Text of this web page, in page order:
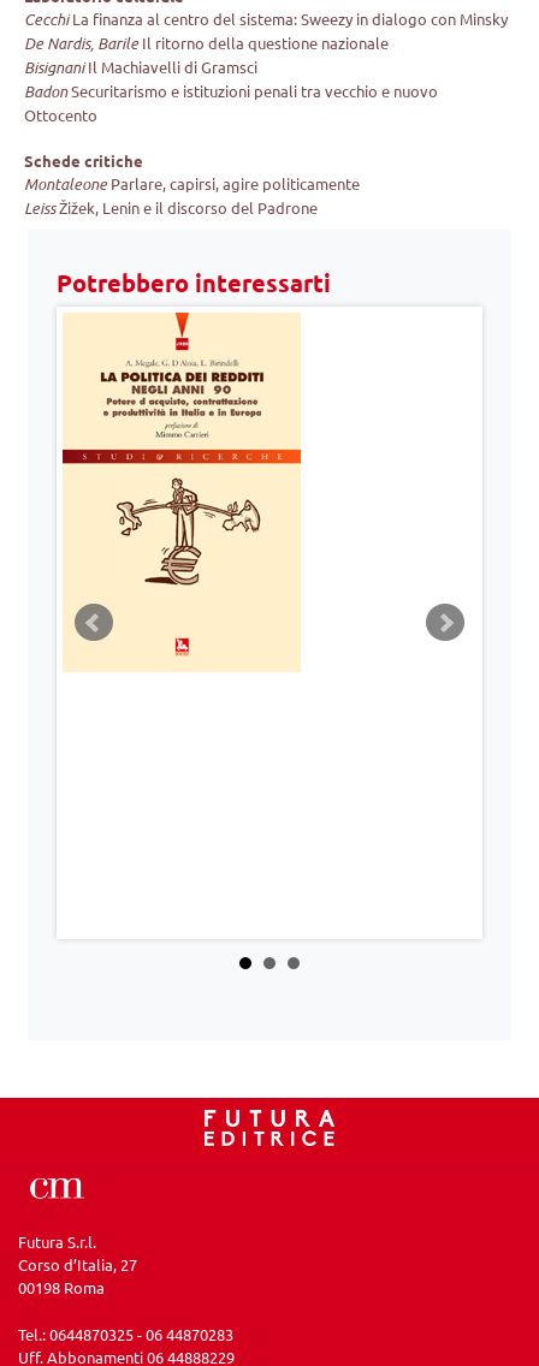
CecchiLa finanza al centro del sistema: Sweezy in dialogo con Minsky
De Nardis, BarileIl ritorno della questione nazionale
BisignaniIl Machiavelli di Gramsci
BadonSecuritarismo e istituzioni penali tra vecchio e nuovo
Ottocento
Schede critiche
MontaleoneParlare, capirsi, agire politicamente
LeissŽižek, Lenin e il discorso del Padrone
Potrebbero interessarti
Futura S.r.l.
Corso d’Italia, 27
00198 Roma
Tel.: 0644870325 - 06 44870283
Uff. Abbonamenti 06 44888229